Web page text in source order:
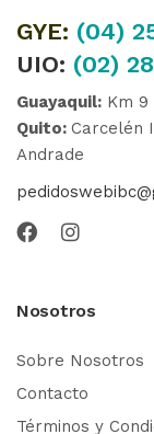
GYE: (04)
UIO: (02)
Guayaquil: Km
Quito: Carcelén
Andrade
Nosotros
Sobre Nosotros
Contacto
Términos y